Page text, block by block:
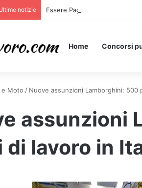
notizie Essere Pagati per Stare a
Home Concorsi
e Moto / Nuove assunzioni Lamborghini: 500
assunzioni
di lavoro in